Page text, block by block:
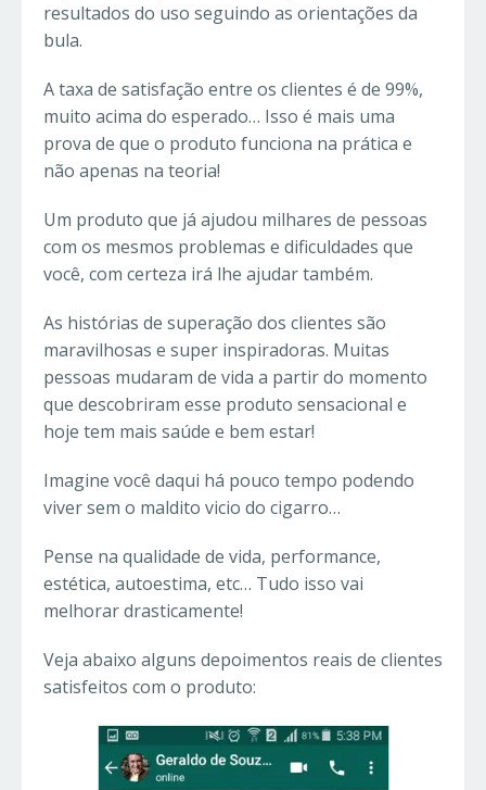
resultados do uso seguindo as orientações da
bula.
A taxa de satisfação entre os clientes é de 99%,
muito acima do esperado… Isso é mais uma
prova de que o produto funciona na prática e
não apenas na teoria!
Um produto que já ajudou milhares de pessoas
com os mesmos problemas e dificuldades que
você, com certeza irá lhe ajudar também.
As histórias de superação dos clientes são
maravilhosas e super inspiradoras. Muitas
pessoas mudaram de vida a partir do momento
que descobriram esse produto sensacional e
hoje tem mais saúde e bem estar!
Imagine você daqui há pouco tempo podendo
viver sem o maldito vicio do cigarro…
Pense na qualidade de vida, performance,
estética, autoestima, etc… Tudo isso vai
melhorar drasticamente!
Veja abaixo alguns depoimentos reais de clientes
satisfeitos com o produto: